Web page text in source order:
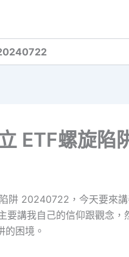
ETF螺旋
阱 20240722，今天要來
要講我自己的信仰跟觀念
的困境。